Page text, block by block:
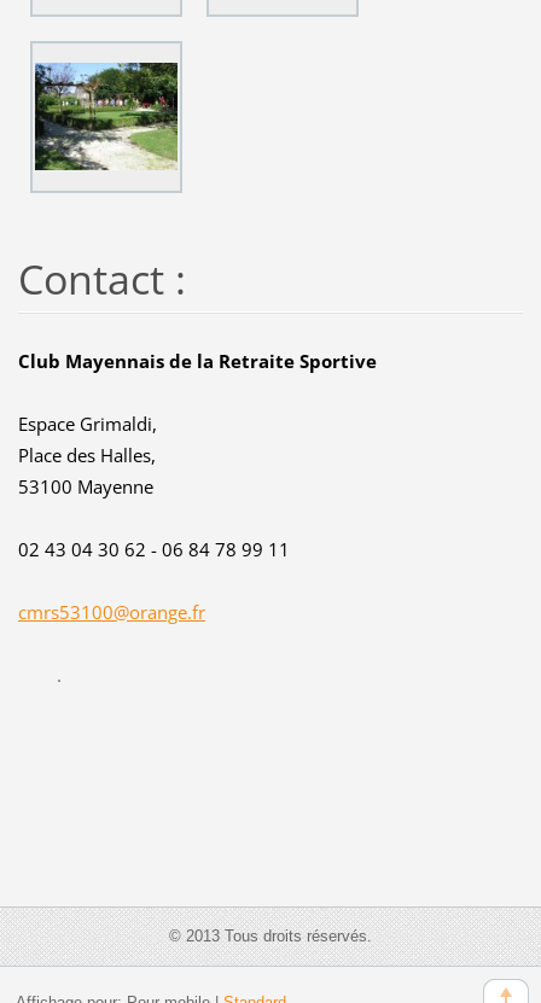
Contact :
Club Mayennais de la Retraite Sportive
Espace Grimaldi,
Place des Halles,
53100 Mayenne
02 43 04 30 62 - 06 84 78 99 11
cmrs53100@orange.fr
.
© 2013 Tous droits réservés.